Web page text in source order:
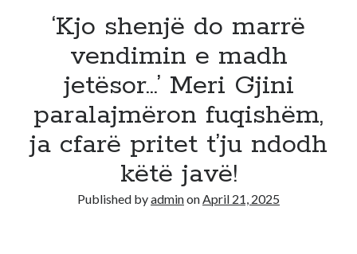
‘Kjo shenjë do marrë
vendimin e madh
jetësor…’ Meri Gjini
paralajmëron fuqishëm,
ja cfarë pritet t’ju ndodh
këtë javë!
Published byadminonApril 21, 2025